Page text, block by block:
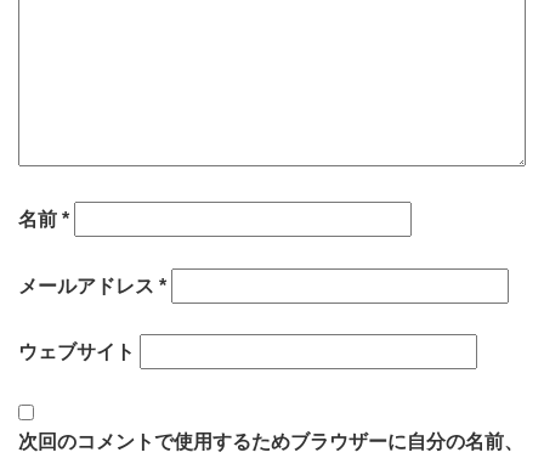
名前 *
メールアドレス *
ウェブサイト
次回のコメントで使用するためブラウザーに自分の名前、